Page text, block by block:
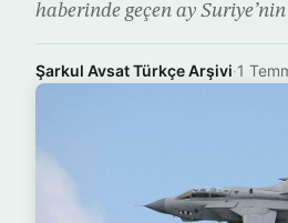
haberinde geçen ay
Şarkul Avsat Türkçe Arşivi·1